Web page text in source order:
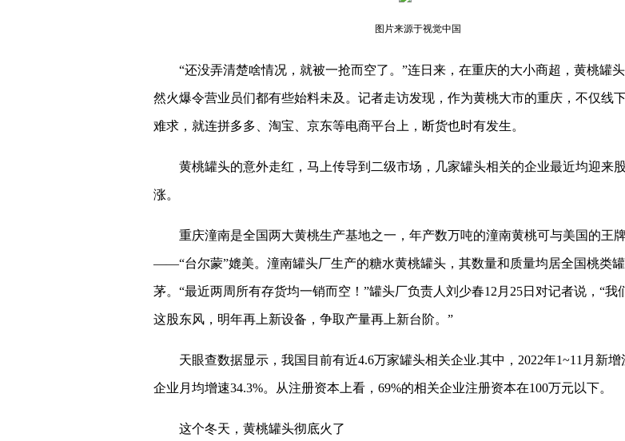
图片来源于视觉中国
“还没弄清楚啥情况，就被一抢而空了。”连日来，在重庆的大小商超，黄桃罐
然火爆令营业员们都有些始料未及。记者走访发现，作为黄桃大市的重庆，不仅线
难求，就连拼多多、淘宝、京东等电商平台上，断货也时有发生。
黄桃罐头的意外走红，马上传导到二级市场，几家罐头相关的企业最近均迎来
涨。
重庆潼南是全国两大黄桃生产基地之一，年产数万吨的潼南黄桃可与美国的王
——“台尔蒙”媲美。潼南罐头厂生产的糖水黄桃罐头，其数量和质量均居全国桃类
茅。“最近两周所有存货均一销而空！”罐头厂负责人刘少春12月25日对记者说，“我
这股东风，明年再上新设备，争取产量再上新台阶。”
天眼查数据显示，我国目前有近4.6万家罐头相关企业.其中，2022年1~11月新增
企业月均增速34.3%。从注册资本上看，69%的相关企业注册资本在100万元以下。
这个冬天，黄桃罐头彻底火了